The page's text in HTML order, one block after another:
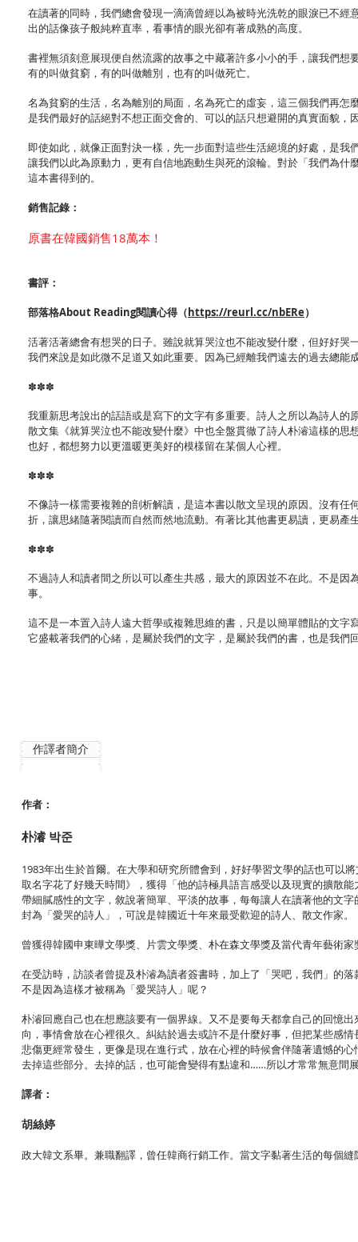
在讀著的同時，我們總會發現一滴滴曾經以為被時光洗乾的眼淚已不
出的話像孩子般純粹直率，看事情的眼光卻有著成熟的高度。
書裡無須刻意展現便自然流露的故事之中藏著許多小小的手，讓我們
有的叫做貧窮，有的叫做離別，也有的叫做死亡。
名為貧窮的生活，名為離別的局面，名為死亡的虛妄，這三個我們再
是我們最好的話絕對不想正面交會的、可以的話只想避開的真實面貌
即使如此，就像正面對決一樣，先一步面對這些生活絕境的好處，是
讓我們以此為原動力，更有自信地跑動生與死的滾輪。對於「我們為
這本書得到的。
銷售記錄：
原書在韓國銷售18萬本！
書評：
部落格About Reading閱讀心得（https://reurl.cc/nbERe）
活著活著總會有想哭的日子。雖說就算哭泣也不能改變什麼，但好好
我們來說是如此微不足道又如此重要。因為已經離我們遠去的過去總能
✽✽✽
我重新思考說出的話語或是寫下的文字有多重要。詩人之所以為詩人
散文集《就算哭泣也不能改變什麼》中也全盤貫徹了詩人朴濬這樣的
也好，都想努力以更溫暖更美好的模樣留在某個人心裡。
✽✽✽
不像詩一樣需要複雜的剖析解讀，是這本書以散文呈現的原因。沒有
折，讓思緒隨著閱讀而自然而然地流動。有著比其他書更易讀，更易產
✽✽✽
不過詩人和讀者間之所以可以產生共感，最大的原因並不在此。不是
事。
這不是一本置入詩人遠大哲學或複雜思維的書，只是以簡單體貼的文
它盛載著我們的心緒，是屬於我們的文字，是屬於我們的書，也是我們
作譯者簡介
作者：
朴濬 박준
1983年出生於首爾。在大學和研究所體會到，好好學習文學的話也可以
取名字花了好幾天時間》，獲得「他的詩極具語言感受以及現實的擴散
帶細膩感性的文字，敘說著簡單、平淡的故事，每每讓人在讀著他的文
封為「愛哭的詩人」，可說是韓國近十年來最受歡迎的詩人、散文作家。
曾獲得韓國申東曄文學獎、片雲文學獎、朴在森文學獎及當代青年藝術家
在受訪時，訪談者曾提及朴濬為讀者簽書時，加上了「哭吧，我們」的
不是因為這樣才被稱為「愛哭詩人」呢？
朴濬回應自己也在想應該要有一個界線。又不是要每天都拿自己的回憶
向，事情會放在心裡很久。糾結於過去或許不是什麼好事，但把某些感
悲傷更經常發生，更像是現在進行式，放在心裡的時候會伴隨著遺憾的
去掉這些部分。去掉的話，也可能會變得有點違和……所以才常常無意間
譯者：
胡絲婷
政大韓文系畢。兼職翻譯，曾任韓商行銷工作。當文字黏著生活的每個